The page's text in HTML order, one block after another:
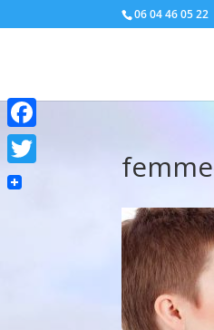
06 04 46 05 22
Facebook
Twitter